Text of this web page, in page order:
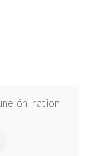
Iration